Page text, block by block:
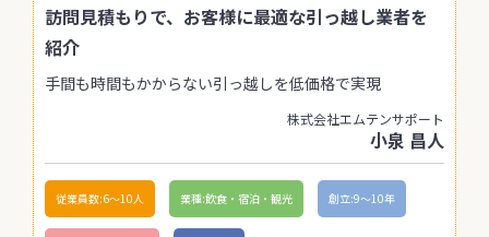
訪問見積もりで、お客様に最適な引っ越し業者を
紹介
手間も時間もかからない引っ越しを低価格で実現
株式会社エムテンサポート
小泉 昌人
従業員数:6～10人 業種:飲食・宿泊・観光 創立:9〜10年